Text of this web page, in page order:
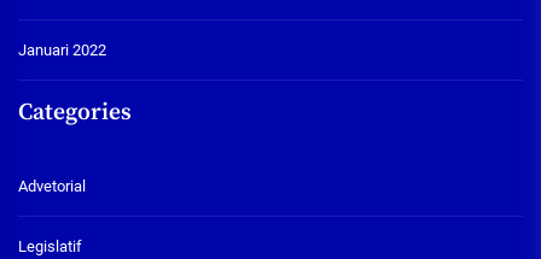
Januari 2022
Categories
Advetorial
Legislatif